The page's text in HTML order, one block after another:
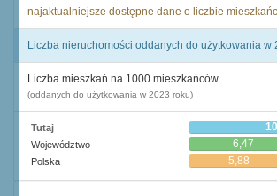
najaktualniejsze dostępne dane o liczbie
Liczba nieruchomości oddanych do użytkowania w
Liczba mieszkań na 1000 mieszkańców
(oddanych do użytkowania w 2023 roku)
Tutaj
Województwo 6,47
Polska 5,88